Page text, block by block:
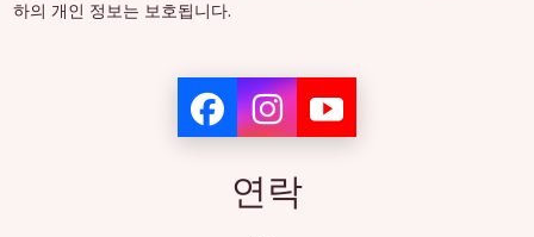
하의 개인 정보는 보호됩니다.
연락